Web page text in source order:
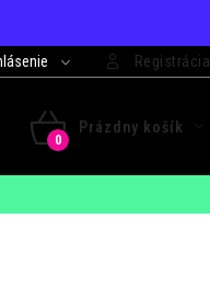
Registrácia
NÁKUPNÝ
KOŠÍK
Prázdny košík